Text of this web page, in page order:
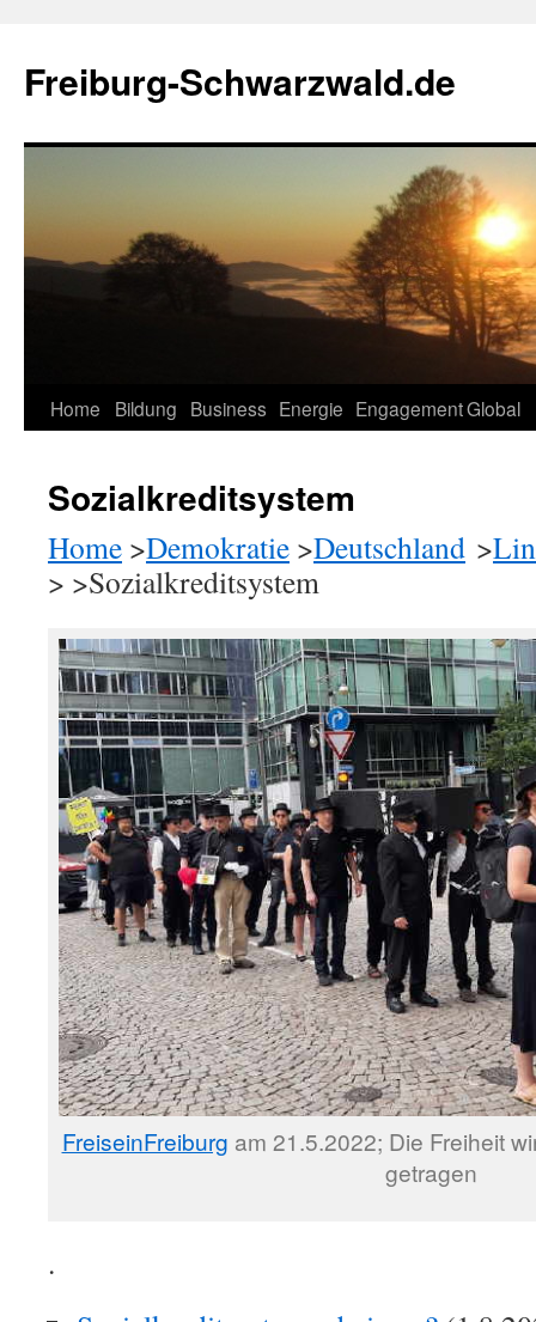
springen
Freiburg-Schwarzwald.de
Home Bildung Business Energie EngagementGlobal
Sozialkreditsystem
Home >Demokratie >Deutschland >
> >Sozialkreditsystem
FreiseinFreiburg am 21.5.2022; Die Freiheit
getragen
.